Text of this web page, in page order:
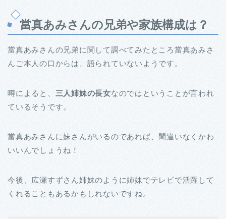
當真あみさんの兄弟や家族構成は？
當真あみさんの兄弟に関して調べてみたところ當真あみさ
んご本人の口からは、語られていないようです。
噂によると、 三人姉妹の長女なのではということが言われ
ているそうです。
當真あみさんに妹さんがいるのであれば、間違いなくかわ
いいんでしょうね！
今後、広瀬すずさん姉妹のように姉妹でテレビで活躍して
くれることもあるかもしれないですね。